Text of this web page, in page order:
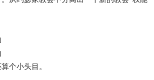
个小头目。